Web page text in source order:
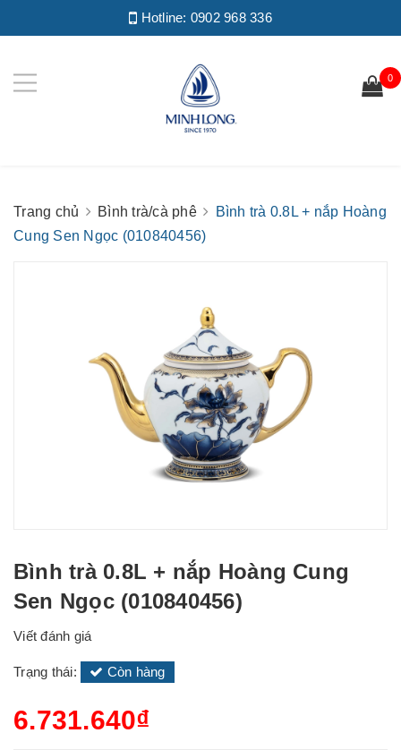
Hotline: 0902 968 336
0
Trang chủ Bình trà/cà phê
Bình trà 0.8L + nắp Hoàng
Cung Sen Ngọc (010840456)
Bình trà 0.8L + nắp Hoàng Cung
Sen Ngọc (010840456)
Viết đánh giá
Trạng thái: Còn hàng
6.731.640₫